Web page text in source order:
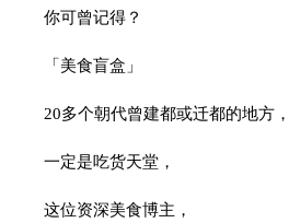
你可曾记得？
「美食盲盒」
20多个朝代曾建都或迁都的地方，
一定是吃货天堂，
这位资深美食博主，